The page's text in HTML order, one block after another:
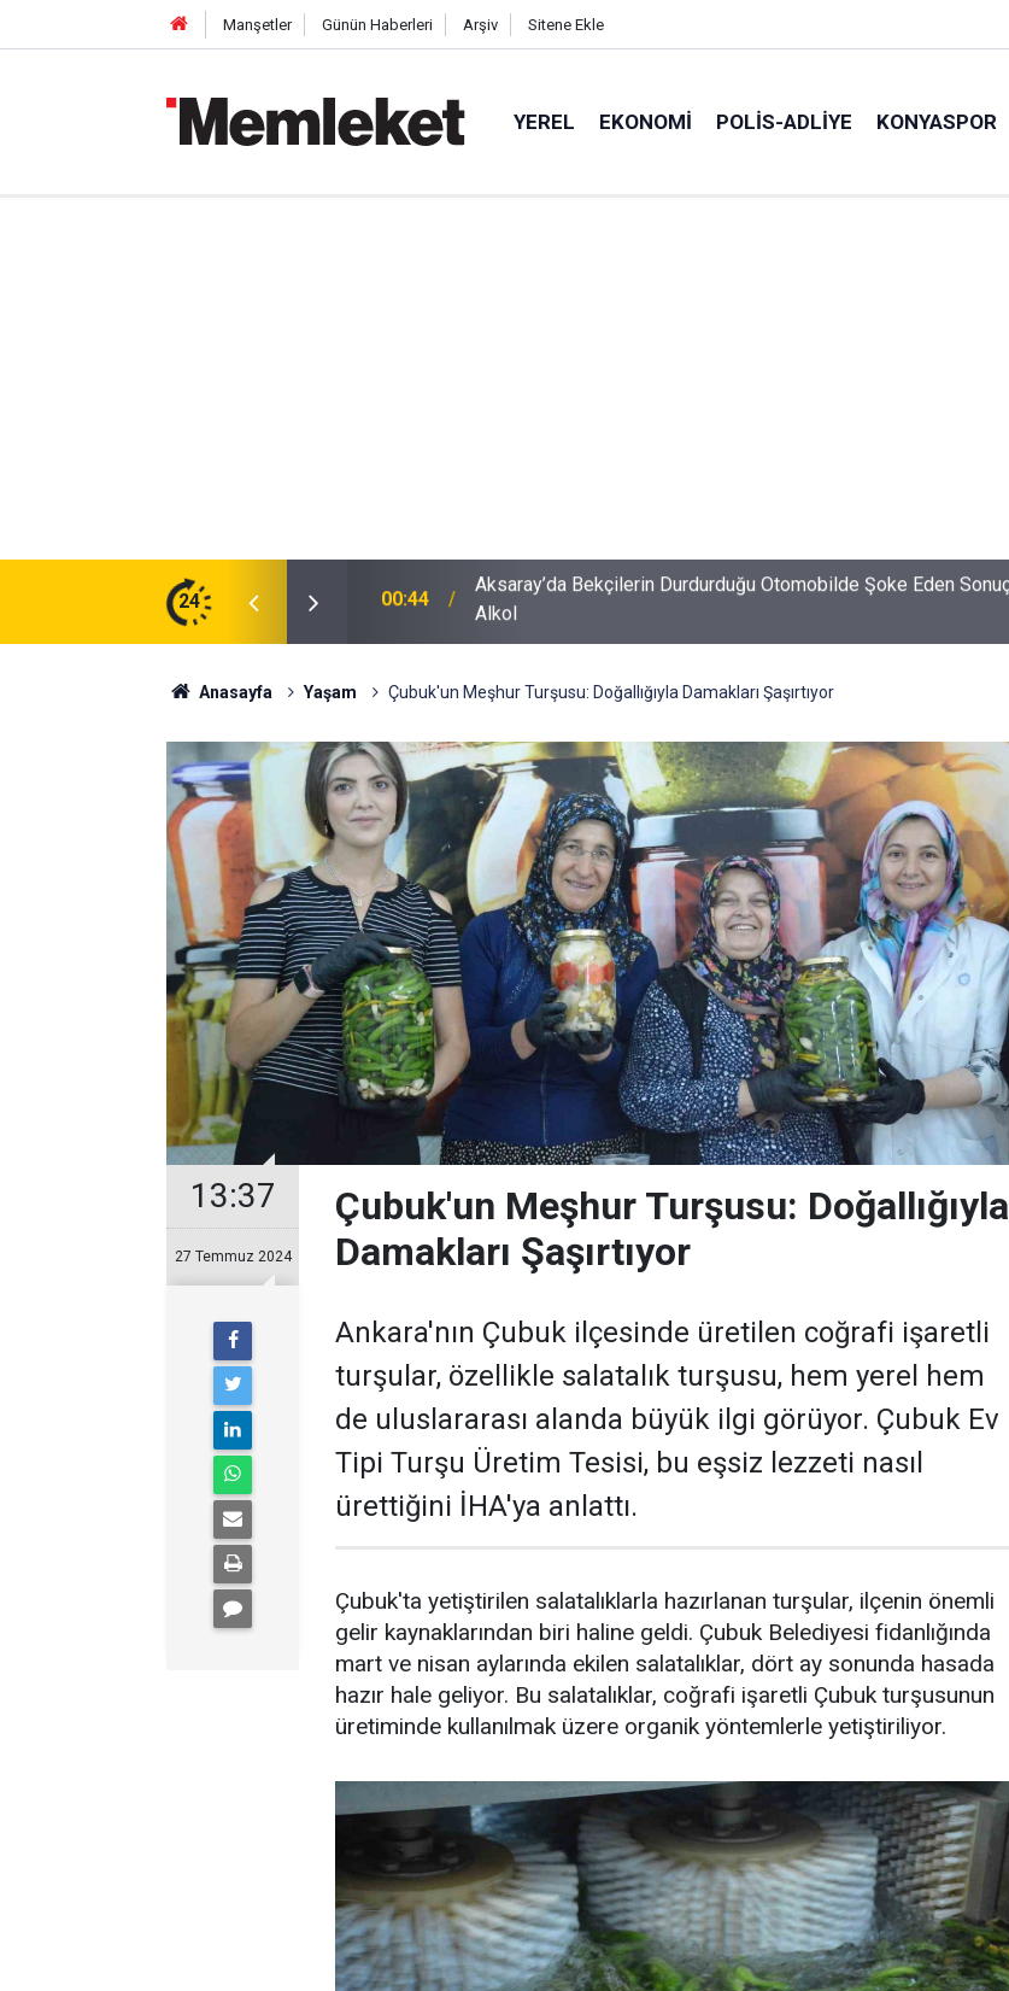
Manşetler Günün Haberleri Arşiv Sitene Ekle
YEREL EKONOMI POLİS-ADLİYE KONYASPOR
24
Otomobilde Şoke Eden Sonuç: 1.89 Promil
00:41 Polatlı-Haymana-Konya hattı bölünmüş yol oluyor
Anasayfa Yaşam Çubuk'un Meşhur Turşusu: Doğallığıyla Damakları Şaşırtıyor
13:37
27 Temmuz 2024
Çubuk'un Meşhur Turşusu: Doğallığıyla
Damakları Şaşırtıyor
Ankara'nın Çubuk ilçesinde üretilen coğrafi işaretli
turşular, özellikle salatalık turşusu, hem yerel hem
de uluslararası alanda büyük ilgi görüyor. Çubuk Ev
Tipi Turşu Üretim Tesisi, bu eşsiz lezzeti nasıl
ürettiğini İHA'ya anlattı.
Çubuk'ta yetiştirilen salatalıklarla hazırlanan turşular, ilçenin önemli
gelir kaynaklarından biri haline geldi. Çubuk Belediyesi fidanlığında
mart ve nisan aylarında ekilen salatalıklar, dört ay sonunda hasada
hazır hale geliyor. Bu salatalıklar, coğrafi işaretli Çubuk turşusunun
üretiminde kullanılmak üzere organik yöntemlerle yetiştiriliyor.